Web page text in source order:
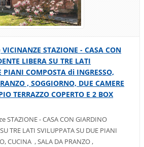
VICINANZE STAZIONE - CASA CON
LIBERA SU TRE LATI
PIANI COMPOSTA di INGRESSO,
, SOGGIORNO, DUE CAMERE
TERRAZZO COPERTO E 2 BOX
STAZIONE - CASA CON GIARDINO
TRE LATI SVILUPPATA SU DUE PIANI
CUCINA , SALA DA PRANZO ,